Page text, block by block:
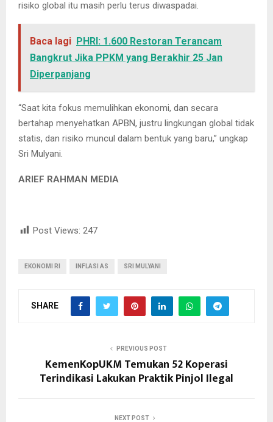
risiko global itu masih perlu terus diwaspadai.
Baca lagi PHRI: 1.600 Restoran Terancam
Bangkrut Jika PPKM yang Berakhir 25 Jan
Diperpanjang
“Saat kita fokus memulihkan ekonomi, dan secara
bertahap menyehatkan APBN, justru lingkungan global tidak
statis, dan risiko muncul dalam bentuk yang baru,” ungkap
Sri Mulyani.
ARIEF RAHMAN MEDIA
Post Views: 247
EKONOMI RI INFLASI AS SRI MULYANI
SHARE
PREVIOUS POST
KemenKopUKM Temukan 52 Koperasi
Terindikasi Lakukan Praktik Pinjol Ilegal
NEXT POST